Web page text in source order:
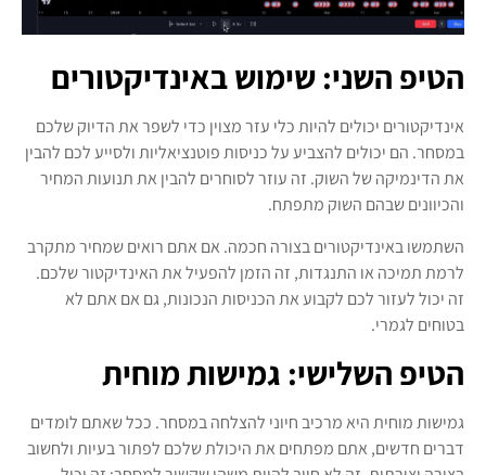
הטיפ השני: שימוש באינדיקטורים
אינדיקטורים יכולים להיות כלי עזר מצוין כדי לשפר את הדיוק שלכם
במסחר. הם יכולים להצביע על כניסות פוטנציאליות ולסייע לכם להבין
את הדינמיקה של השוק. זה עוזר לסוחרים להבין את תנועות המחיר
והכיוונים שבהם השוק מתפתח.
השתמשו באינדיקטורים בצורה חכמה. אם אתם רואים שמחיר מתקרב
לרמת תמיכה או התנגדות, זה הזמן להפעיל את האינדיקטור שלכם.
זה יכול לעזור לכם לקבוע את הכניסות הנכונות, גם אם אתם לא
בטוחים לגמרי.
הטיפ השלישי: גמישות מוחית
גמישות מוחית היא מרכיב חיוני להצלחה במסחר. ככל שאתם לומדים
דברים חדשים, אתם מפתחים את היכולת שלכם לפתור בעיות ולחשוב